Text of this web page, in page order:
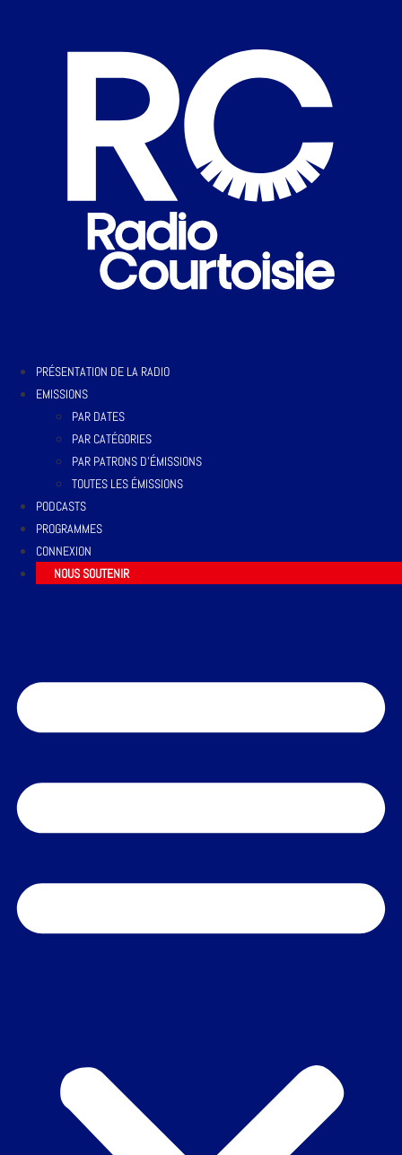
PRÉSENTATION DE LA RADIO
EMISSIONS
PAR DATES
PAR CATÉGORIES
PAR PATRONS D’ÉMISSIONS
TOUTES LES ÉMISSIONS
PODCASTS
PROGRAMMES
CONNEXION
NOUS SOUTENIR